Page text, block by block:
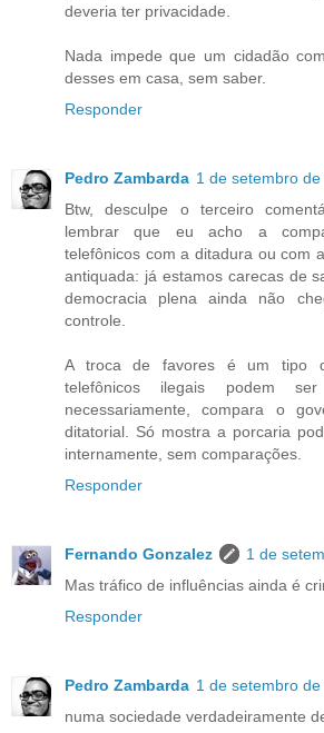
deveria ter privacidade.
Nada impede que um cidadão
desses em casa, sem saber.
Responder
Pedro Zambarda 1 de setembro
Btw, desculpe o terceiro
lembrar que eu acho a
telefônicos com a ditadura ou com
antiquada: já estamos carecas de
democracia plena ainda não
controle.
A troca de favores é um tipo
telefônicos ilegais podem
necessariamente, compara o
ditatorial. Só mostra a porcaria
internamente, sem comparações.
Responder
Fernando Gonzalez
1 de
Mas tráfico de influências ainda é
Responder
Pedro Zambarda 1 de setembro
numa sociedade verdadeiramente